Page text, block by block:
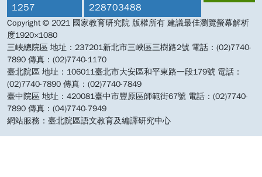
1257
228703488
Copyright © 2021 國家教育研究院 版權所有 建議最佳瀏覽螢幕解析
度1920×1080
三峽總院區 地址：237201新北市三峽區三樹路2號 電話：(02)7740-
7890 傳真：(02)7740-1170
臺北院區 地址：106011臺北市大安區和平東路一段179號 電話：
(02)7740-7890 傳真：(02)7740-7849
臺中院區 地址：420081臺中市豐原區師範街67號 電話：(02)7740-
7890 傳真：(04)7740-7949
網站服務：臺北院區語文教育及編譯研究中心